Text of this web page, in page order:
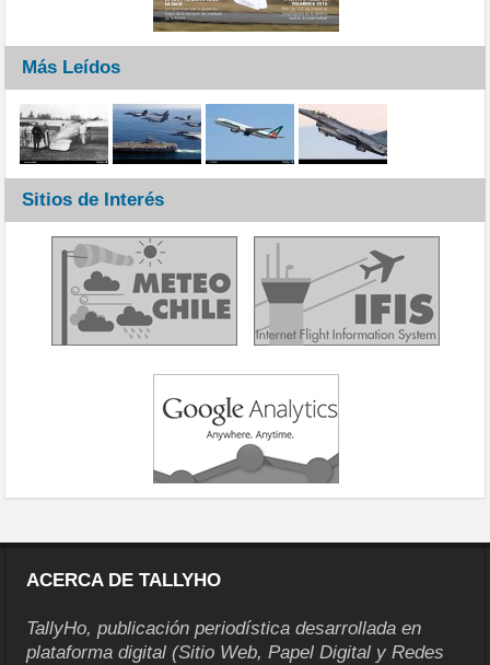
Más Leídos
Sitios de Interés
ACERCA DE TALLYHO
TallyHo, publicación periodística desarrollada en
plataforma digital (Sitio Web, Papel Digital y Redes